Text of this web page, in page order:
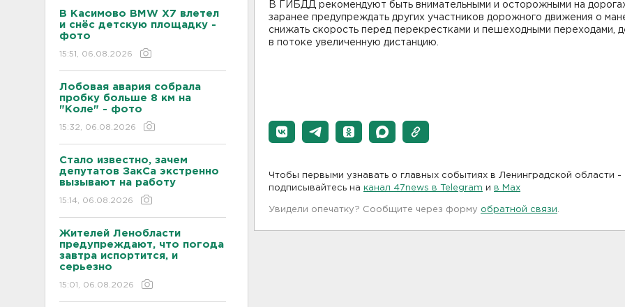
В Касимово BMW X7 влетел
и снёс детскую площадку -
фото
15:51, 06.08.2026
Лобовая авария собрала
пробку больше 8 км на
"Коле" - фото
15:32, 06.08.2026
Стало известно, зачем
депутатов ЗакСа экстренно
вызывают на работу
15:14, 06.08.2026
Жителей Ленобласти
предупреждают, что погода
завтра испортится, и
серьезно
15:01, 06.08.2026
В ГИБДД рекомендуют быть внимательными и осторожными на
заранее предупреждать других участников дорожного движения о
снижать скорость перед перекрестками и пешеходными переходами,
в потоке увеличенную дистанцию.
Чтобы первыми узнавать о главных событиях в Ленинградской области -
подписывайтесь на канал 47news в Telegram и в Maх
Увидели опечатку? Сообщите через форму обратной связи